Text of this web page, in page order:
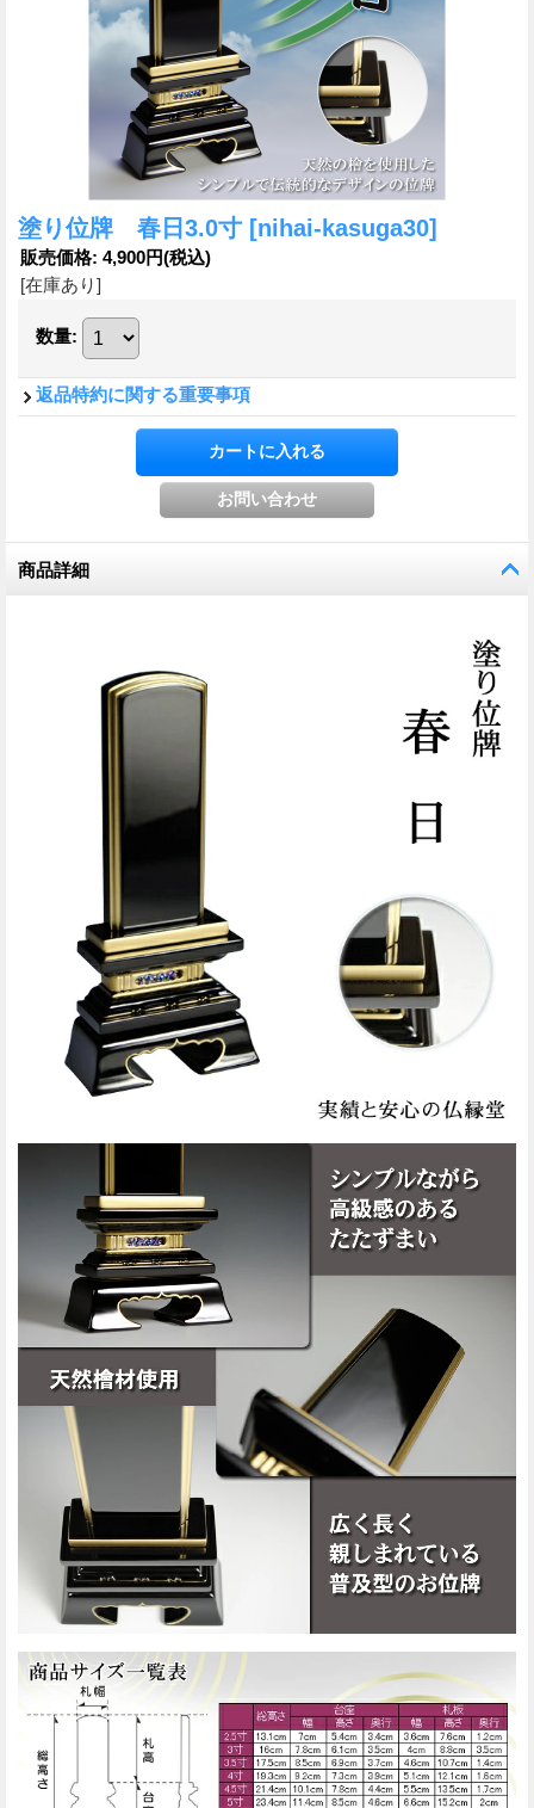
塗り位牌 春日3.0寸 [nihai-kasuga30]
販売価格: 4,900円(税込)
[在庫あり]
数量:
返品特約に関する重要事項
商品詳細